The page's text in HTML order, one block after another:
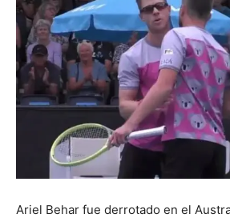
Ariel Behar fue derrotado en el